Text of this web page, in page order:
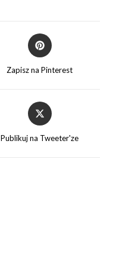
Opens
in
Zapisz na Pinterest
Opens
in
new
Publikuj na Tweeter'ze